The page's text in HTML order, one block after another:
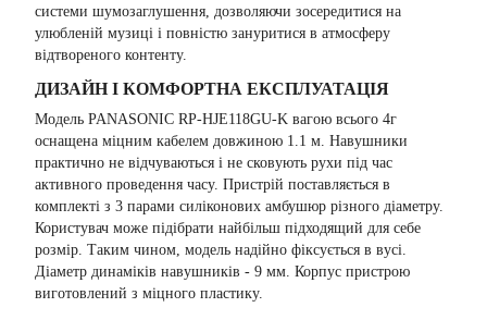
системи шумозаглушення, дозволяючи зосередитися на
улюбленій музиці і повністю зануритися в атмосферу
відтвореного контенту.
ДИЗАЙН І КОМФОРТНА ЕКСПЛУАТАЦІЯ
Модель PANASONIC RP-HJE118GU-K вагою всього 4г
оснащена міцним кабелем довжиною 1.1 м. Навушники
практично не відчуваються і не сковують рухи під час
активного проведення часу. Пристрій поставляється в
комплекті з 3 парами силіконових амбушюр різного діаметру.
Користувач може підібрати найбільш підходящий для себе
розмір. Таким чином, модель надійно фіксується в вусі.
Діаметр динаміків навушників - 9 мм. Корпус пристрою
виготовлений з міцного пластику.